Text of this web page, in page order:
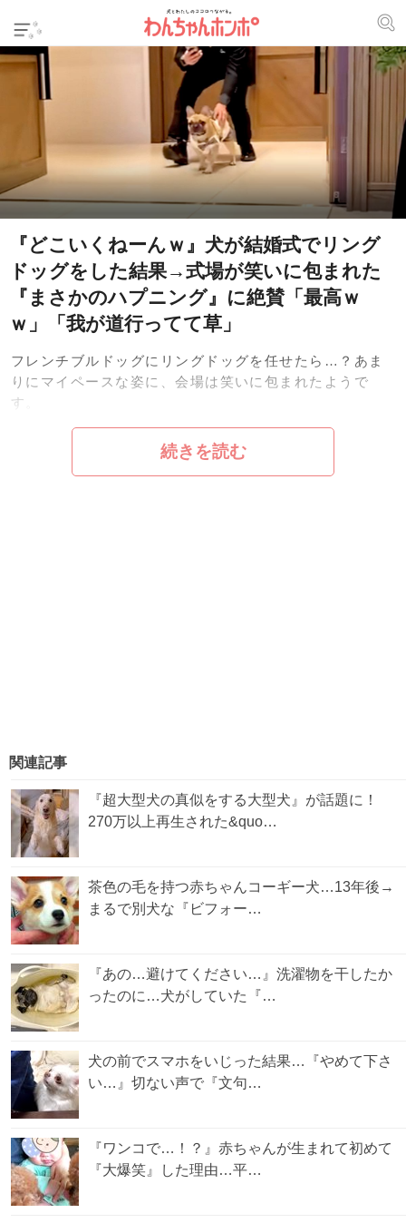
『どこいくねーんｗ』犬が結婚式でリング
ドッグをした結果→式場が笑いに包まれた
『まさかのハプニング』に絶賛「最高ｗ
ｗ」「我が道行ってて草」
フレンチブルドッグにリングドッグを任せたら…？あま
りにマイペースな姿に、会場は笑いに包まれたようで
す。
続きを読む
関連記事
『超大型犬の真似をする大型犬』が話題に！
270万以上再生された&quo…
茶色の毛を持つ赤ちゃんコーギー犬…13年後→
まるで別犬な『ビフォー…
『あの…避けてください…』洗濯物を干したか
ったのに…犬がしていた『…
犬の前でスマホをいじった結果…『やめて下さ
い…』切ない声で『文句…
『ワンコで…！？』赤ちゃんが生まれて初めて
『大爆笑』した理由…平…